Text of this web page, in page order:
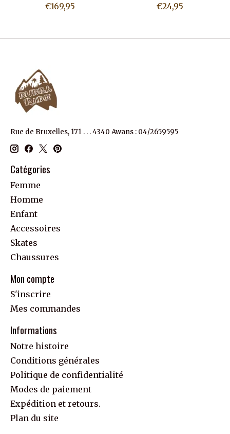
€169,95 €24,95
Rue de Bruxelles, 171 . . . 4340 Awans : 04/2659595
Catégories
Femme
Homme
Enfant
Accessoires
Skates
Chaussures
Mon compte
S'inscrire
Mes commandes
Informations
Notre histoire
Conditions générales
Politique de confidentialité
Modes de paiement
Expédition et retours.
Plan du site